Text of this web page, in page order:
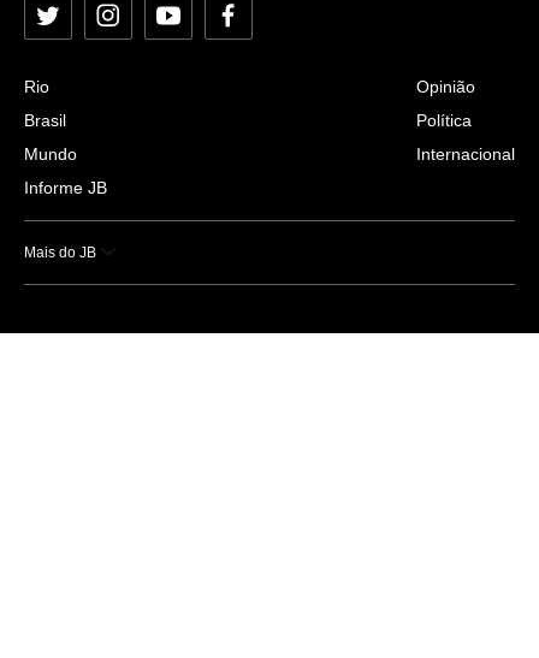
Twitter InstagramYouTubeFacebook
Rio
Brasil
Mundo
Informe JB
Opinião
Política
Internacional
Mais do JB
Esportes